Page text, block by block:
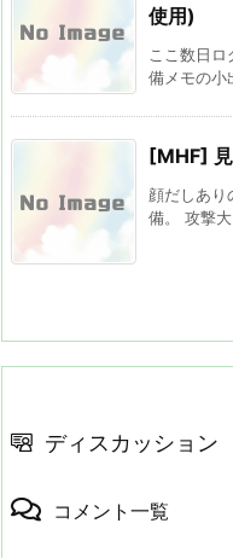
使用)
ここ数日ロ
備メモの小
[MHF]
顔だしあり
備。 攻撃
ディスカッション
コメント一覧